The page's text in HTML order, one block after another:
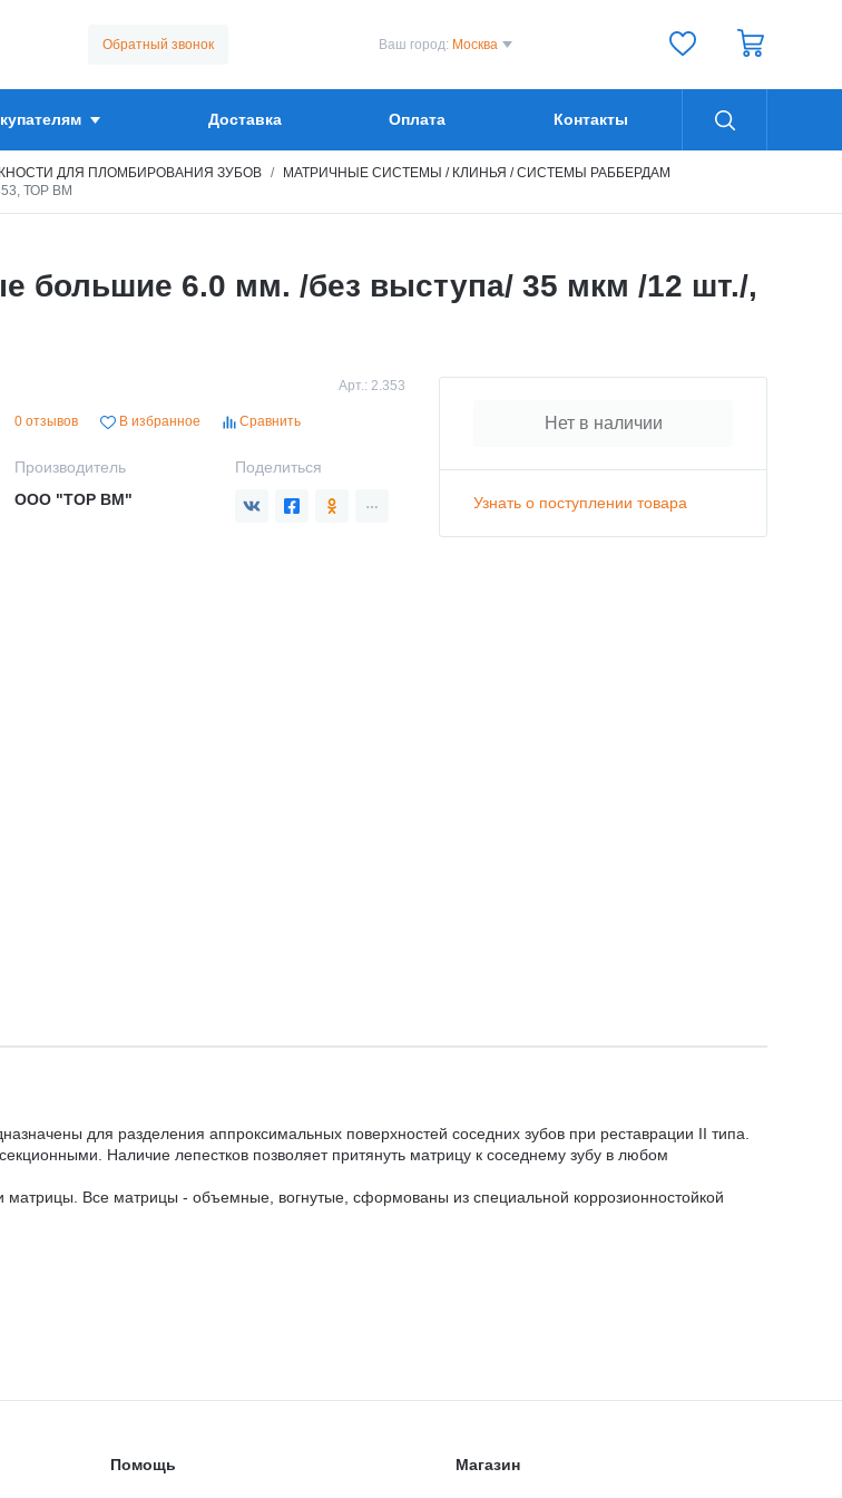
Обратный звонок Ваш город: Москва
Доставка Оплата Контакты
ДЛЯ ПЛОМБИРОВАНИЯ ЗУБОВ
МАТРИЧНЫЕ СИСТЕМЫ / КЛИНЬЯ / СИСТЕМЫ РАББЕРДАМ
ТОР ВМ
большие 6.0 мм. /без выступа/ 35 мкм /12 шт./,
Арт.: 2.353
0 отзывов В избранное Сравнить
Производитель
ООО "ТОР ВМ"
Поделиться
Нет в наличии
Узнать о поступлении товара
для разделения аппроксимальных поверхностей соседних зубов при реставрации II типа.
Наличие лепестков позволяет притянуть матрицу к соседнему зубу в любом
матрицы. Все матрицы - объемные, вогнутые, сформованы из специальной коррозионностойкой
Помощь Магазин